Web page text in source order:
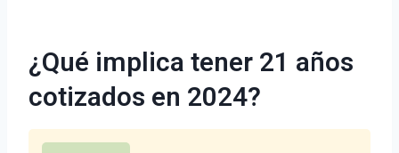
¿Qué implica tener 21 años
cotizados en 2024?